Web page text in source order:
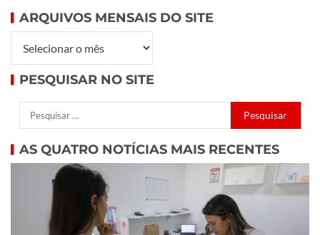
ARQUIVOS MENSAIS DO SITE
PESQUISAR NO SITE
AS QUATRO NOTÍCIAS MAIS RECENTES